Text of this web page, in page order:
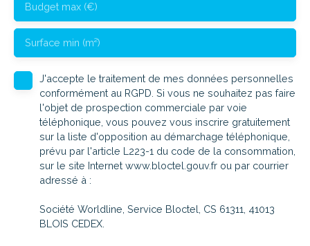
Budget max (€)
Surface min (m²)
J'accepte le traitement de mes données personnelles
conformément au RGPD. Si vous ne souhaitez pas faire
l'objet de prospection commerciale par voie
téléphonique, vous pouvez vous inscrire gratuitement
sur la liste d'opposition au démarchage téléphonique,
prévu par l'article L223-1 du code de la consommation,
sur le site Internet www.bloctel.gouv.fr ou par courrier
adressé à :
Société Worldline, Service Bloctel, CS 61311, 41013
BLOIS CEDEX.